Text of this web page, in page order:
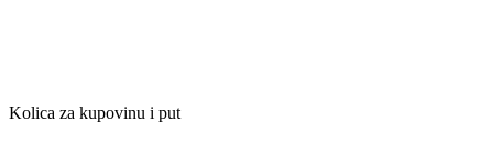
Kolica za kupovinu i put